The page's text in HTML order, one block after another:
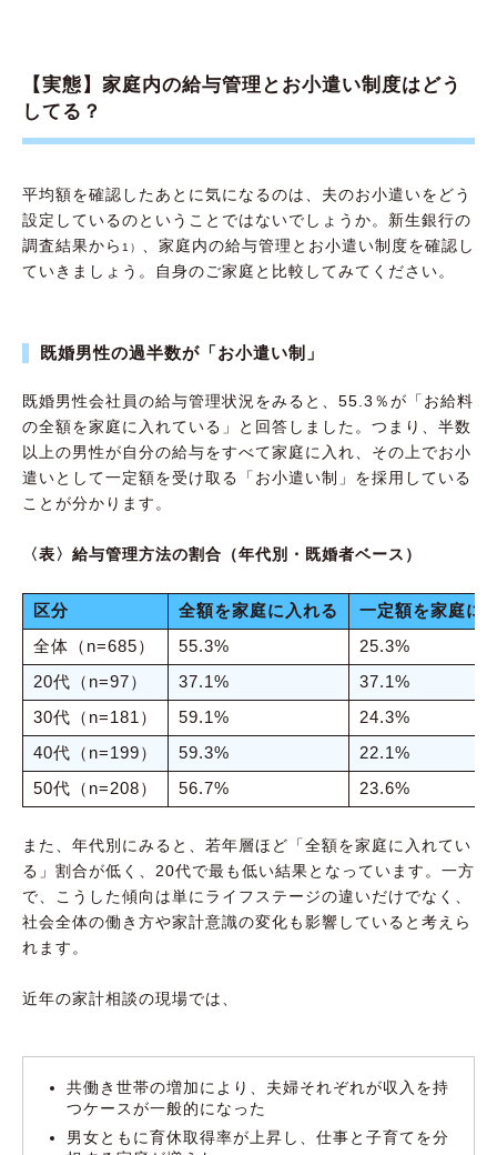
【実態】家庭内の給与管理とお小遣い制度はどう
してる？
平均額を確認したあとに気になるのは、夫のお小遣いをどう
設定しているのということではないでしょうか。新生銀行の
調査結果から 1） 、家庭内の給与管理とお小遣い制度を確認し
ていきましょう。自身のご家庭と比較してみてください。
既婚男性の過半数が「お小遣い制」
既婚男性会社員の給与管理状況をみると、55.3％が「お給料
の全額を家庭に入れている」と回答しました。つまり、半数
以上の男性が自分の給与をすべて家庭に入れ、その上でお小
遣いとして一定額を受け取る「お小遣い制」を採用している
ことが分かります。
〈表〉給与管理方法の割合（年代別・既婚者ベース）
区分 全額を家庭に入れる
一定額を家庭に
全体（n=685）
55.3%
25.3%
20代（n=97）
37.1%
37.1%
30代（n=181）
59.1%
24.3%
40代（n=199）
59.3%
22.1%
50代（n=208）
56.7% 23.6%
また、年代別にみると、若年層ほど「全額を家庭に入れてい
る」割合が低く、20代で最も低い結果となっています。一方
で、こうした傾向は単にライフステージの違いだけでなく、
社会全体の働き方や家計意識の変化も影響していると考えら
れます。
近年の家計相談の現場では、
共働き世帯の増加により、夫婦それぞれが収入を持
つケースが一般的になった
男女ともに育休取得率が上昇し、仕事と子育てを分